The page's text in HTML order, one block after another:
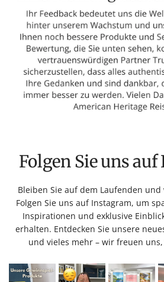
Folgen Sie uns
Bleiben Sie auf dem Laufenden und
Folgen Sie uns auf Instagram, um
Inspirationen und exklusive
erhalten. Entdecken Sie unsere
und vieles mehr – wir freuen